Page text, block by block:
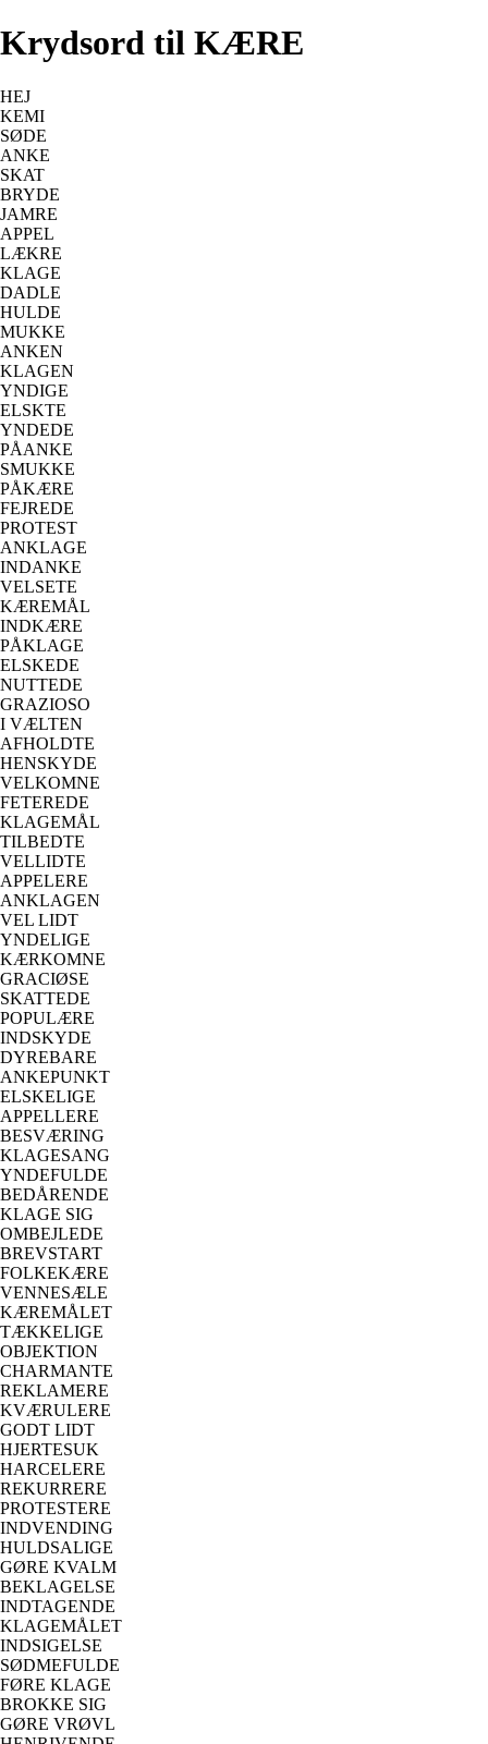
Krydsord til KÆRE
HEJ
KEMI
SØDE
ANKE
SKAT
BRYDE
JAMRE
APPEL
LÆKRE
KLAGE
DADLE
HULDE
MUKKE
ANKEN
KLAGEN
YNDIGE
ELSKTE
YNDEDE
PÅANKE
SMUKKE
PÅKÆRE
FEJREDE
PROTEST
ANKLAGE
INDANKE
VELSETE
KÆREMÅL
INDKÆRE
PÅKLAGE
ELSKEDE
NUTTEDE
GRAZIOSO
I VÆLTEN
AFHOLDTE
HENSKYDE
VELKOMNE
FETEREDE
KLAGEMÅL
TILBEDTE
VELLIDTE
APPELERE
ANKLAGEN
VEL LIDT
YNDELIGE
KÆRKOMNE
GRACIØSE
SKATTEDE
POPULÆRE
INDSKYDE
DYREBARE
ANKEPUNKT
ELSKELIGE
APPELLERE
BESVÆRING
KLAGESANG
YNDEFULDE
BEDÅRENDE
KLAGE SIG
OMBEJLEDE
BREVSTART
FOLKEKÆRE
VENNESÆLE
KÆREMÅLET
TÆKKELIGE
OBJEKTION
CHARMANTE
REKLAMERE
KVÆRULERE
GODT LIDT
HJERTESUK
HARCELERE
REKURRERE
PROTESTERE
INDVENDING
HULDSALIGE
GØRE KVALM
BEKLAGELSE
INDTAGENDE
KLAGEMÅLET
INDSIGELSE
SØDMEFULDE
FØRE KLAGE
BROKKE SIG
GØRE VRØVL